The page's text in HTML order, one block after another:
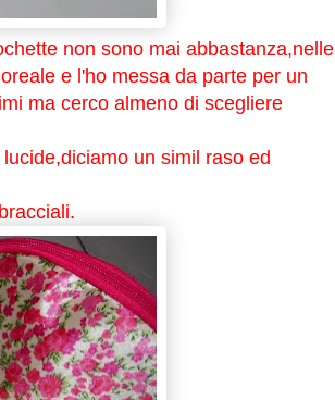
non sono mai abbastanza,nelle
e l'ho messa da parte per un
ma cerco almeno di scegliere
un simil raso ed